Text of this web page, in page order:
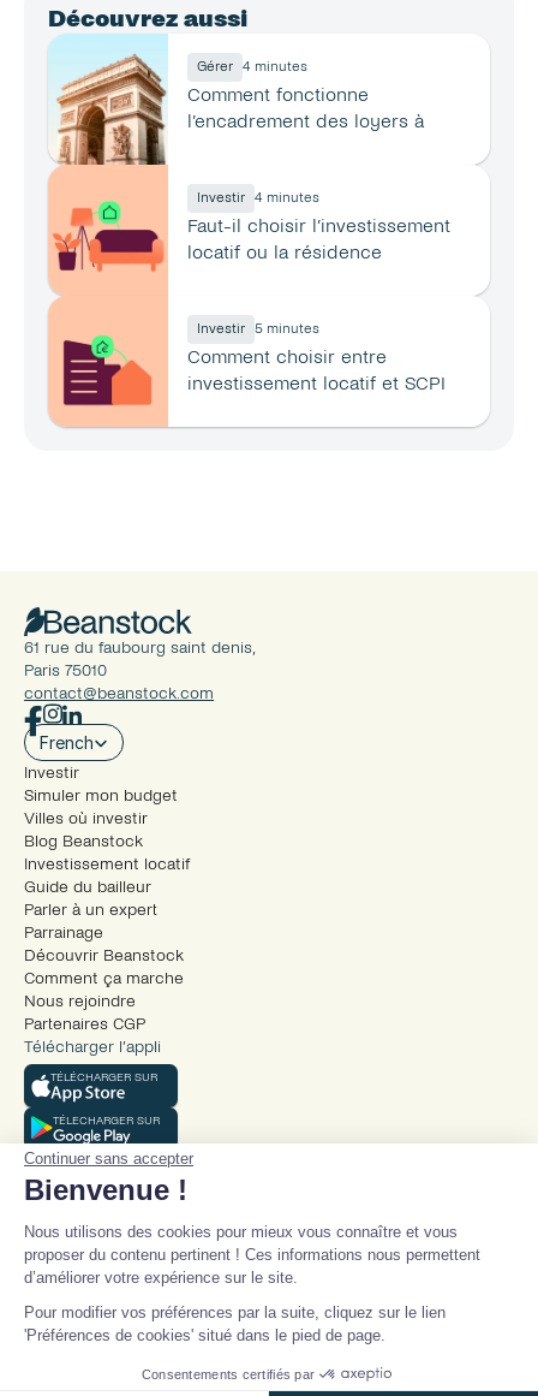
Découvrez aussi
Gérer 4 minutes
Comment fonctionne
l’encadrement des loyers à
Investir 4 minutes
Faut-il choisir l’investissement
locatif ou la résidence
Investir 5 minutes
Comment choisir entre
investissement locatif et SCPI
61 rue du faubourg saint denis,
Paris 75010
contact@beanstock.com
Select Language
French
Investir
Simuler mon budget
Villes où investir
Blog Beanstock
Investissement locatif
Guide du bailleur
Parler à un expert
Parrainage
Découvrir Beanstock
Comment ça marche
Nous rejoindre
Partenaires CGP
Télécharger l’appli
TÉLÉCHARGER SUR
TÉLECHARGER SUR
© Beanstock 2026
Mentions légales
Politique de confidentialité
Continuer sans accepter
Bienvenue !
Nous utilisons des cookies pour mieux vous connaître et vous
proposer du contenu pertinent ! Ces informations nous permettent
d’améliorer votre expérience sur le site.
Pour modifier vos préférences par la suite, cliquez sur le lien
'Préférences de cookies' situé dans le pied de page.
Consentements certifiés par